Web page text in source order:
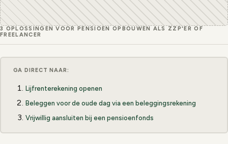
3 OPLOSSINGEN VOOR PENSIOEN OPBOUWEN ALS ZZP'ER OF
FREELANCER
GA DIRECT NAAR:
Lijfrenterekening openen
Beleggen voor de oude dag via een beleggingsrekening
Vrijwillig aansluiten bij een pensioenfonds